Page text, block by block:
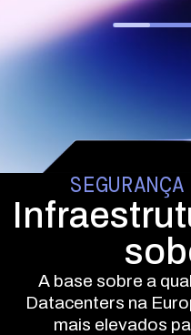
A base sobre a
Datacenters na
mais elevados